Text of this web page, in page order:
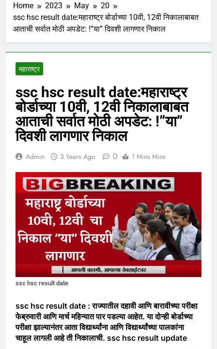
Home 2023 May
20
ssc hsc result date:महाराष्ट्र बोर्डाच्या 10वी, 12वी निकालाबाबत
आताची सर्वात मोठी अपडेट: !”या” दिवशी लागणार निकाल
महाराष्ट्र
ssc hsc result date:महाराष्ट्र
बोर्डाच्या 10वी, 12वी निकालाबाबत
आताची सर्वात मोठी अपडेट: !”या”
दिवशी लागणार निकाल
Admin 3 Years Ago 0 1 Mins Mins
ssc hsc result date
ssc hsc result date : राज्यातील दहावी आणि बारावीच्या परीक्षा
फेब्रुवारी आणि मार्च महिन्यात पार पडल्या आहेत. या दोन्ही बोर्डाच्या
परीक्षा झाल्यानंतर आता विद्यार्थ्यांना आणि विद्यार्थ्यांच्या पालकांना
चाहूल लागली आहे ती निकालाची. ssc hsc result update